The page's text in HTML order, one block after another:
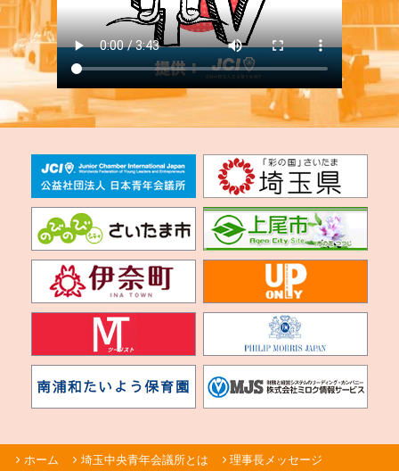
ホーム 埼玉中央青年会議所とは 理事長メッセージ